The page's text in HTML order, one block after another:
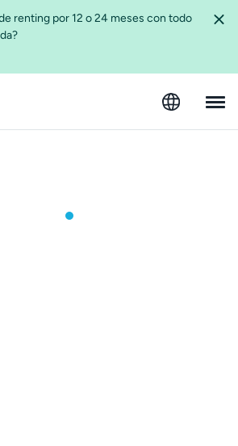
renting por 12 o 24 meses con todo